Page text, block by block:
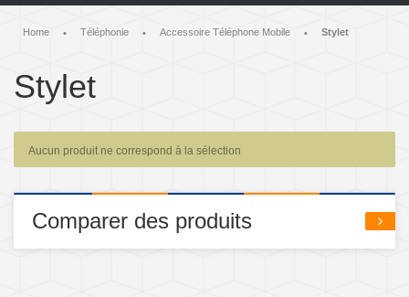
Home • Téléphonie • Accessoire Téléphone Mobile • Stylet
Stylet
Aucun produit ne correspond à la sélection
Comparer des produits